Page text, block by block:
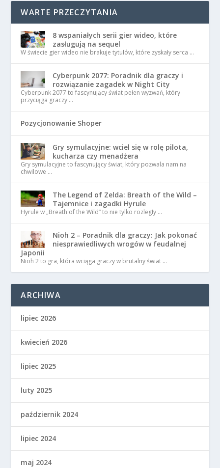
WARTE PRZECZYTANIA
8 wspaniałych serii gier wideo, które
zasługują na sequel
W świecie gier wideo nie brakuje tytułów, które zyskały serca …
Cyberpunk 2077: Poradnik dla graczy i
rozwiązanie zagadek w Night City
Cyberpunk 2077 to fascynujący świat pełen wyzwań, który
przyciąga graczy …
Pozycjonowanie Shoper
Gry symulacyjne: wciel się w rolę pilota,
kucharza czy menadżera
Gry symulacyjne to fascynujący świat, który pozwala nam na
chwilowe …
The Legend of Zelda: Breath of the Wild –
Tajemnice i zagadki Hyrule
Hyrule w „Breath of the Wild” to nie tylko rozległy …
Nioh 2 – Poradnik dla graczy: Jak pokonać
niesprawiedliwych wrogów w feudalnej
Japonii
Nioh 2 to gra, która wciąga graczy w brutalny świat …
ARCHIWA
lipiec 2026
kwiecień 2026
lipiec 2025
luty 2025
październik 2024
lipiec 2024
maj 2024